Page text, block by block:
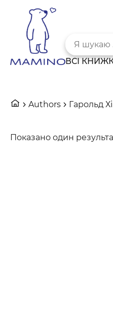
content
Шукати:
ВСІ
Authors Гарольд
Показано один